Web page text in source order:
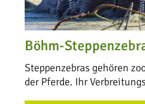
Böhm-
Steppenzebras gehören
der Pferde. Ihr